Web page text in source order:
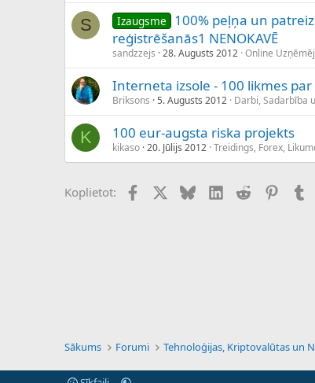
S Izaugsme
100% peļņa un
reģistrēšanās1 NENOKAVĒ
sandzzejs 28. Augusts 2012 Online
Interneta izsole - 100 likmes par
Briksons 5. Augusts 2012 Darbi, Sadarbība
K 100 eur-augsta riska projekts
kikaso 20. Jūlijs 2012 Treidings, Forex,
Koplietot: FacebookX (Twitter)
BlueskyLinkedIn
Reddit
Sākums Forumi